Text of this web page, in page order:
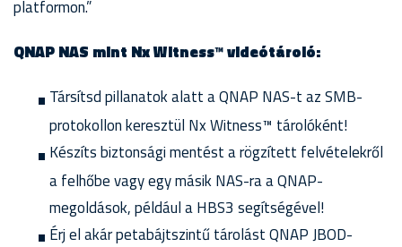
platformon.”
QNAP NAS mint Nx Witness™ videótároló:
Társítsd pillanatok alatt a QNAP NAS-t az SMB-
protokollon keresztül Nx Witness™ tárolóként!
Készíts biztonsági mentést a rögzített felvételekről
a felhőbe vagy egy másik NAS-ra a QNAP-
megoldások, például a HBS3 segítségével!
Érj el akár petabájtszintű tárolást QNAP JBOD-